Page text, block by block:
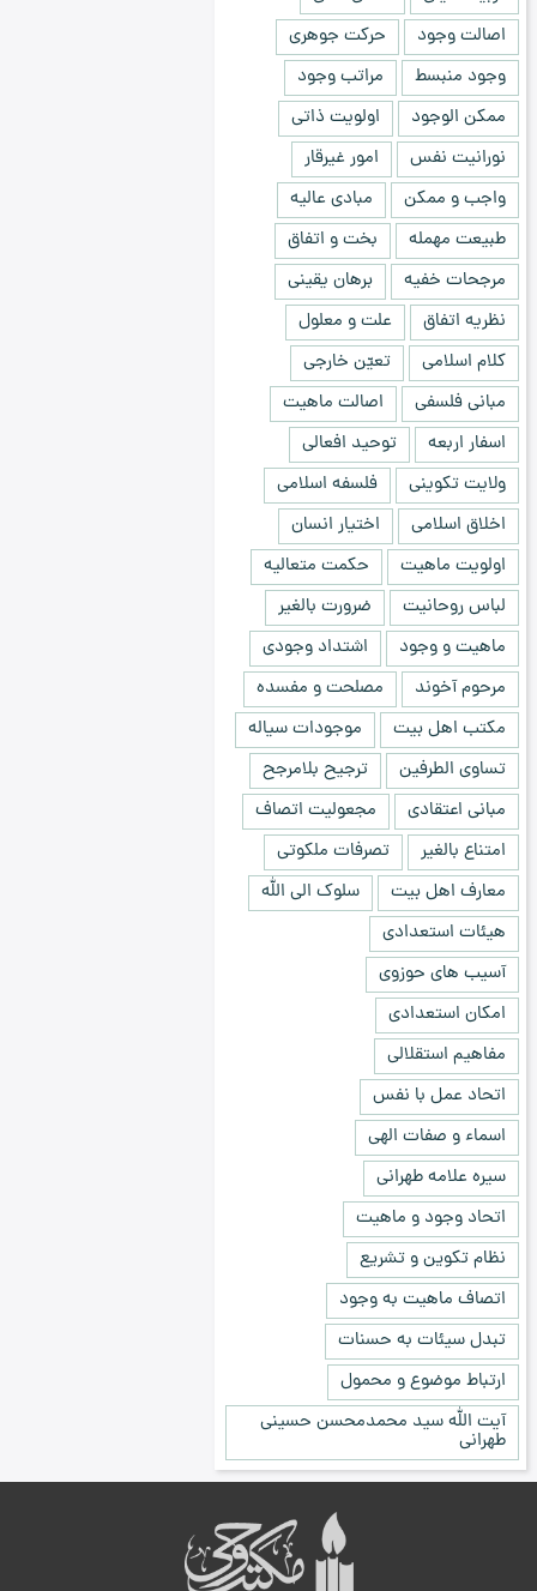
اصالت وجود
حرکت جوهری
وجود منبسط
مراتب وجود
ممکن الوجود
اولویت ذاتی
نورانیت نفس
امور غیرقار
واجب و ممکن
مبادی عالیه
طبیعت مهمله
بخت و اتفاق
مرجحات خفیه
برهان یقینی
نظریه اتفاق
علت و معلول
کلام اسلامی
تعیّن خارجی
مبانی فلسفی
اصالت ماهیت
اسفار اربعه
توحید افعالی
ولایت تکوینی
فلسفه اسلامی
اخلاق اسلامی
اختیار انسان
اولویت ماهیت
حکمت متعالیه
لباس روحانیت
ضرورت بالغیر
ماهیت و وجود
اشتداد وجودی
مرحوم آخوند
مصلحت و مفسده
مکتب اهل بیت
موجودات سیاله
تساوی الطرفین
ترجیح بلامرجح
مبانی اعتقادی
مجعولیت اتصاف
امتناع بالغیر
تصرفات ملکوتی
معارف اهل بیت
سلوک الی الله
هیئات استعدادی
آسیب های حوزوی
امکان استعدادی
مفاهیم استقلالی
اتحاد عمل با نفس
اسماء و صفات الهی
سیره علامه طهرانی
اتحاد وجود و ماهیت
نظام تکوین و تشریع
اتصاف ماهیت به وجود
تبدل سیئات به حسنات
ارتباط موضوع و محمول
آیت الله سید محمدمحسن حسینی
طهرانی